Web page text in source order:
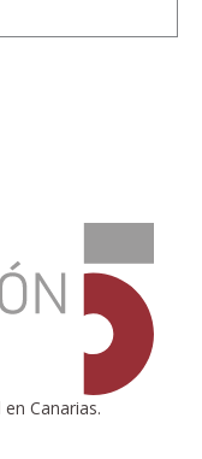
Canarias.